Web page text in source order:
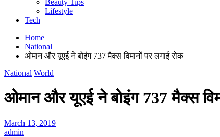
Beauty Tips
Lifestyle
Tech
Home
National
ओमान और यूएई ने बोइंग 737 मैक्स विमानों पर लगाई रोक
National World
ओमान और यूएई ने बोइंग 737 मैक्स
March 13, 2019
admin